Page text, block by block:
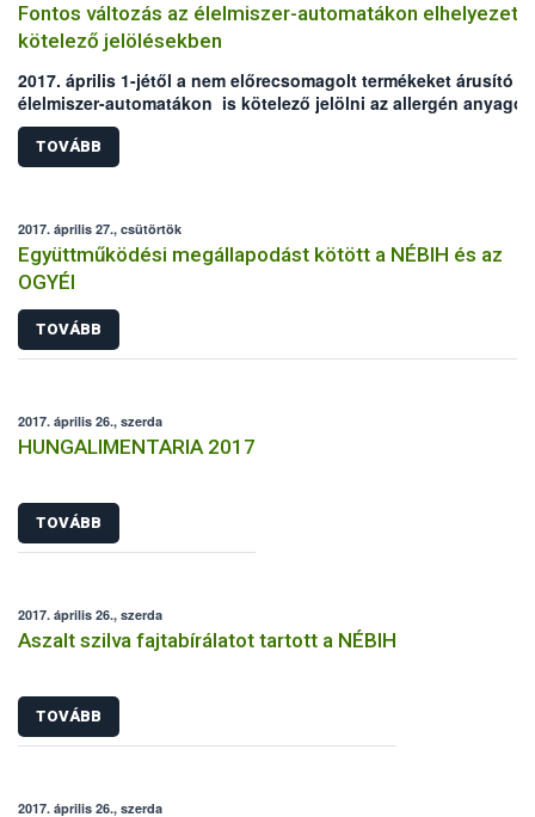
Fontos változás az élelmiszer-automatákon elhelyezett
kötelező jelölésekben
2017. április 1-jétől a nem előrecsomagolt termékeket árusító
élelmiszer-automatákon is kötelező jelölni az allergén
A módosítás az előrecsomagolt termékeket (pl. csokoládék,
szendvicsek) kínáló gépeket nem érinti, ez esetben továbbra is
élelmiszerek csomagolásán találják meg a vásárlók az
TOVÁBB
2017. április 27., csütörtök
Együttműködési megállapodást kötött a NÉBIH és az
OGYÉI
TOVÁBB
2017. április 26., szerda
HUNGALIMENTARIA 2017
TOVÁBB
2017. április 26., szerda
Aszalt szilva fajtabírálatot tartott a NÉBIH
TOVÁBB
2017. április 26., szerda